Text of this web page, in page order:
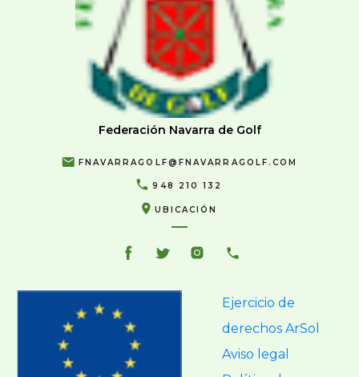
Federación Navarra de Golf
FNAVARRAGOLF@FNAVARRAGOLF.COM
948 210 132
UBICACIÓN
Ejercicio de
derechos ArSol
Aviso legal